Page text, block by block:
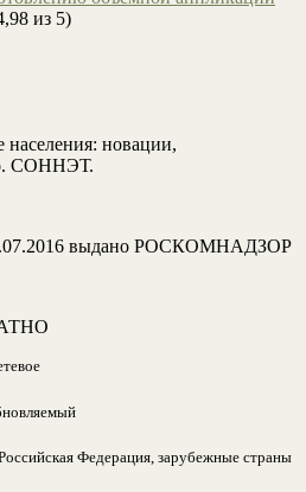
из 5)
новации,
СОННЭТ.
выдано РОСКОМНАДЗОР
Федерация, зарубежные страны